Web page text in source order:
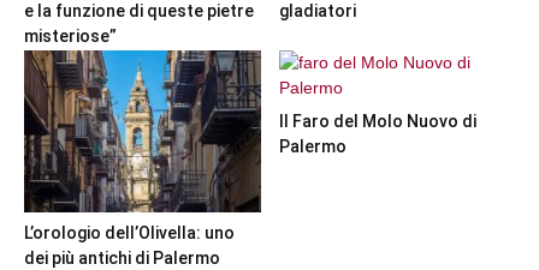
e la funzione di queste pietre
misteriose”
gladiatori
L’orologio dell’Olivella: uno
dei più antichi di Palermo
Il Faro del Molo Nuovo di
Palermo